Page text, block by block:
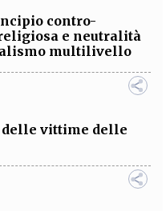
contro-
e neutralità
multilivello
vittime delle